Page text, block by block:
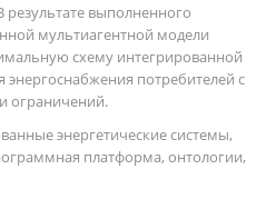
выполненного
мультиагентной модели
схему интегрированной
энергоснабжения потребителей с
ограничений.
энергетические системы,
платформа, онтологии,